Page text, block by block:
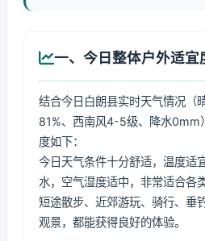
一、今日整体户外适宜
结合今日白朗县实时天气情况
81%、西南风4-5级、降水0mm
度如下：
今日天气条件十分舒适，温度适
水，空气湿度适中，非常适合各
短途散步、近郊游玩、骑行、垂
观景，都能获得良好的体验。